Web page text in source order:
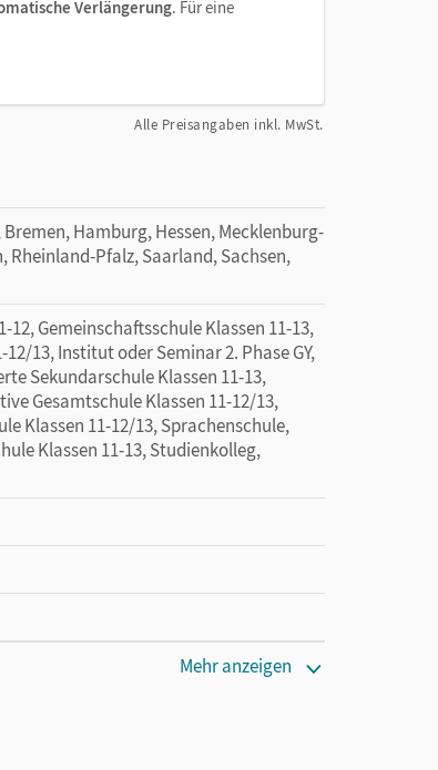
Verlängerung. Für eine
Alle Preisangaben inkl. MwSt.
Hamburg, Hessen, Mecklenburg-
Pfalz, Saarland, Sachsen,
Gemeinschaftsschule Klassen 11-13,
13, Institut oder Seminar 2. Phase GY,
Sekundarschule Klassen 11-13,
Gesamtschule Klassen 11-12/13,
Klassen 11-12/13, Sprachenschule,
Klassen 11-13, Studienkolleg,
Mehr anzeigen